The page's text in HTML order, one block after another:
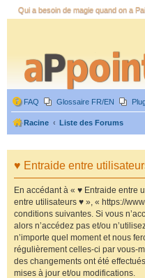
Qui a besoin de magie quand on a
FAQ Glossaire FR/EN
Racine Liste des Forums
♥ Entraide entre
En accédant à « ♥ Entraide entre
entre utilisateurs ♥ », « https://
conditions suivantes. Si vous
alors n’accédez pas et/ou
n’importe quel moment et nous
régulièrement celles-ci par vous-
des changements ont été
mises à jour et/ou modifications.